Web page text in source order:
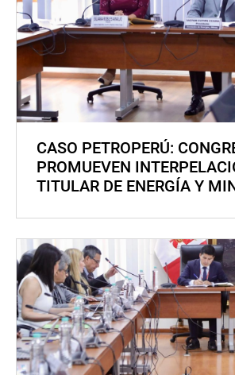
CASO PETROPERÚ:
PROMUEVEN
TITULAR DE ENERGÍA Y